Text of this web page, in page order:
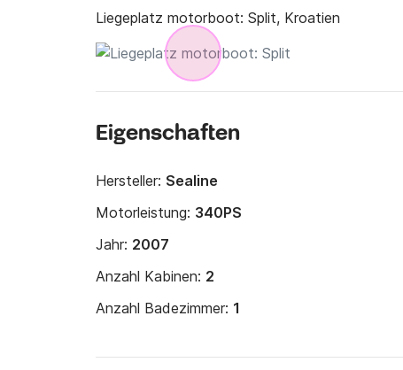
Liegeplatz motorboot: Split, Kroatien
Eigenschaften
Hersteller: Sealine
Motorleistung: 340PS
Jahr: 2007
Anzahl Kabinen: 2
Anzahl Badezimmer: 1